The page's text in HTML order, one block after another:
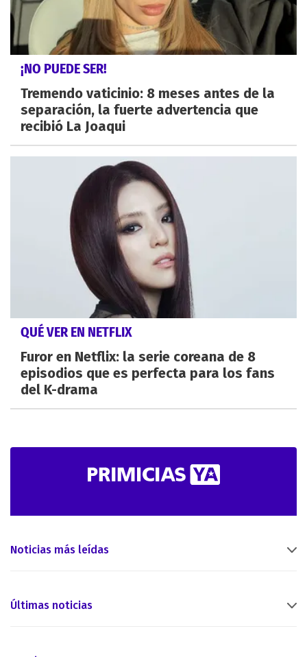
¡NO PUEDE SER!
Tremendo vaticinio: 8 meses antes de la
separación, la fuerte advertencia que
recibió La Joaqui
QUÉ VER EN NETFLIX
Furor en Netflix: la serie coreana de 8
episodios que es perfecta para los fans
del K-drama
Noticias más leídas
Últimas noticias